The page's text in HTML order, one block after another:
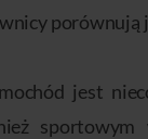
porównują
jest